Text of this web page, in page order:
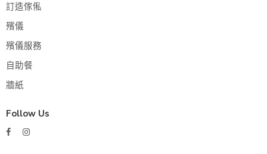
訂造傢俬
殯儀
殯儀服務
自助餐
牆紙
Follow Us